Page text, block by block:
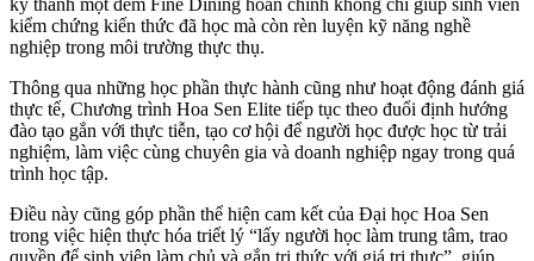
kỳ thành một đêm Fine Dining hoàn chỉnh không chỉ giúp sinh viên
kiểm chứng kiến thức đã học mà còn rèn luyện kỹ năng nghề
nghiệp trong môi trường thực thụ.
Thông qua những học phần thực hành cũng như hoạt động đánh giá
thực tế, Chương trình Hoa Sen Elite tiếp tục theo đuổi định hướng
đào tạo gắn với thực tiễn, tạo cơ hội để người học được học từ trải
nghiệm, làm việc cùng chuyên gia và doanh nghiệp ngay trong quá
trình học tập.
Điều này cũng góp phần thể hiện cam kết của Đại học Hoa Sen
trong việc hiện thực hóa triết lý “lấy người học làm trung tâm, trao